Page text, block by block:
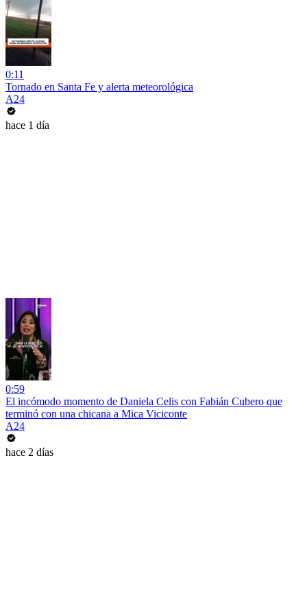
0:11
Tornado en Santa Fe y alerta meteorológica
A24
hace 1 día
0:59
El incómodo momento de Daniela Celis con Fabián Cubero que
terminó con una chicana a Mica Viciconte
A24
hace 2 días